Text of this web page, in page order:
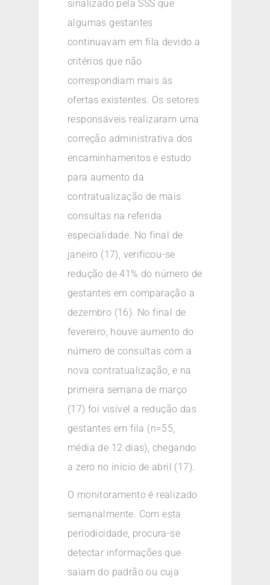
sinalizado pela SSS que
algumas gestantes
continuavam em fila devido a
critérios que não
correspondiam mais às
ofertas existentes. Os setores
responsáveis realizaram uma
correção administrativa dos
encaminhamentos e estudo
para aumento da
contratualização de mais
consultas na referida
especialidade. No final de
janeiro (17), verificou-se
redução de 41% do número de
gestantes em comparação a
dezembro (16). No final de
fevereiro, houve aumento do
número de consultas com a
nova contratualização, e na
primeira semana de março
(17) foi visível a redução das
gestantes em fila (n=55,
média de 12 dias), chegando
a zero no início de abril (17).
O monitoramento é realizado
semanalmente. Com esta
periodicidade, procura-se
detectar informações que
saiam do padrão ou cuja